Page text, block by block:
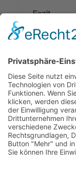
Fazit
ermöglicht
Mediation
© 2026 Frank